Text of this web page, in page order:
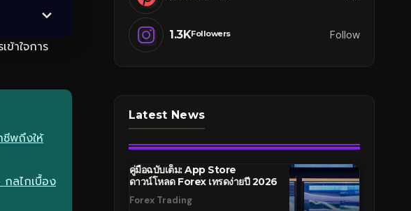
ข้าใจการ
ชีพถึงให้
ลไกเบื้อง
1.3KFollowers Follow
Latest News
คู่มือฉบับเต็ม: App Store
ดาวน์โหลด Forex เทรดง่ายปี 2026
Forex Trading